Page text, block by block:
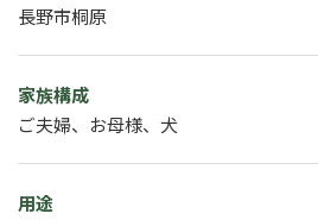
長野市桐原
家族構成
ご夫婦、お母様、犬
用途